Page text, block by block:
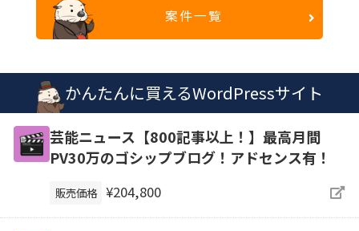
案件一覧
かんたんに買えるWordPressサイト
芸能ニュース【800記事以上！】最高月間
PV30万のゴシップブログ！アドセンス有！
販売価格 ¥204,800